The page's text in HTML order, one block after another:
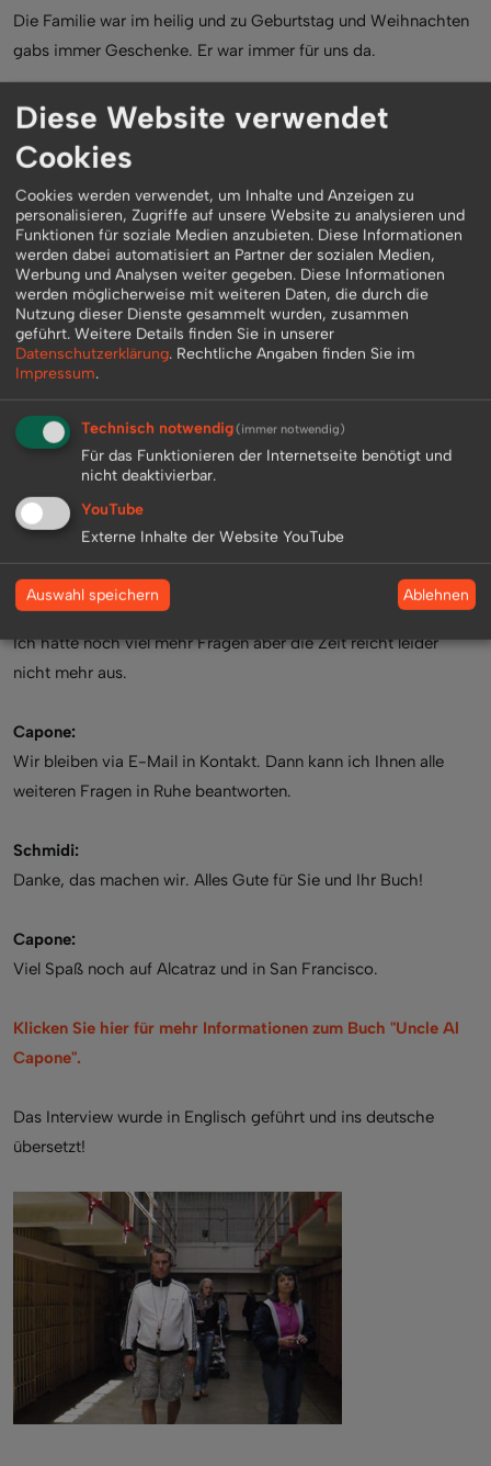
Die Familie war im heilig und zu Geburtstag und Weihnachten
gabs immer Geschenke. Er war immer für uns da.
Schmidi:
und der berüchtigste Gangster der Geschichte von Amerika
war?
Capone:
Eigentlich erst sehr spät, als wir älter waren und bereits unser
eigenes Leben führten.
Schmidi:
Sie tragen den Namen "Capone". Ist das Fluch oder Segen?
Wie man´s nimmt. Die einen sind neugierig, haben viele Fragen
und interessieren sich für die Zeitgeschichte. Andere sind
Schmidi:
Ich hätte noch viel mehr Fragen aber die Zeit reicht leider
nicht mehr aus.
Capone:
Wir bleiben via E-Mail in Kontakt. Dann kann ich Ihnen alle
weiteren Fragen in Ruhe beantworten.
Schmidi:
Danke, das machen wir. Alles Gute für Sie und Ihr Buch!
Capone:
Viel Spaß noch auf Alcatraz und in San Francisco.
Klicken Sie hier für mehr Informationen zum Buch "Uncle Al
Capone".
Das Interview wurde in Englisch geführt und ins deutsche
übersetzt!
Diese Website verwendet
Cookies
Cookies werden verwendet, um Inhalte und Anzeigen zu
personalisieren, Zugriffe auf unsere Website zu analysieren und
Funktionen für soziale Medien anzubieten. Diese Informationen
werden dabei automatisiert an Partner der sozialen Medien,
Werbung und Analysen weiter gegeben. Diese Informationen
werden möglicherweise mit weiteren Daten, die durch die
Nutzung dieser Dienste gesammelt wurden, zusammen
geführt. Weitere Details finden Sie in unserer
Datenschutzerklärung. Rechtliche Angaben finden Sie im
Impressum.
Technisch notwendig(immer notwendig)
Für das Funktionieren der Internetseite benötigt und
nicht deaktivierbar.
YouTube
Externe Inhalte der Website YouTube
Auswahl speichern Ablehnen